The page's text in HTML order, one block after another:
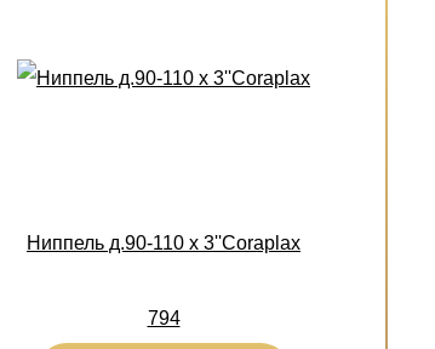
Ниппель д.90-110 х 3''Coraplax
794